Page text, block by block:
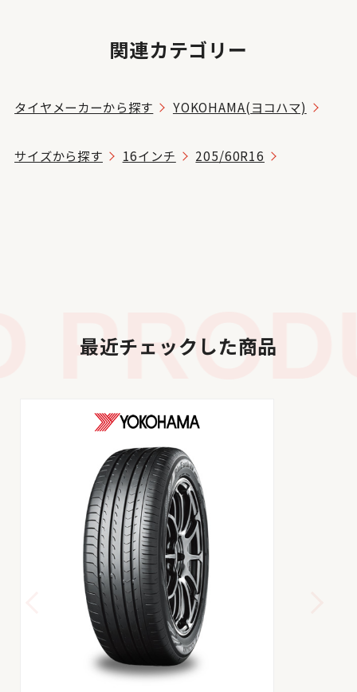
関連カテゴリー
タイヤメーカーから探す YOKOHAMA(ヨコハマ)
サイズから探す 16インチ 205/60R16
最近チェックした商品